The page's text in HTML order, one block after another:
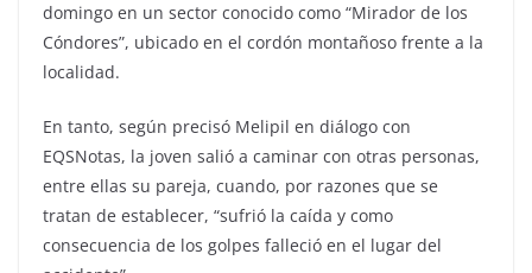
domingo en un sector conocido como “Mirador de los
Cóndores”, ubicado en el cordón montañoso frente a la
localidad.
En tanto, según precisó Melipil en diálogo con
EQSNotas, la joven salió a caminar con otras personas,
entre ellas su pareja, cuando, por razones que se
tratan de establecer, “sufrió la caída y como
consecuencia de los golpes falleció en el lugar del